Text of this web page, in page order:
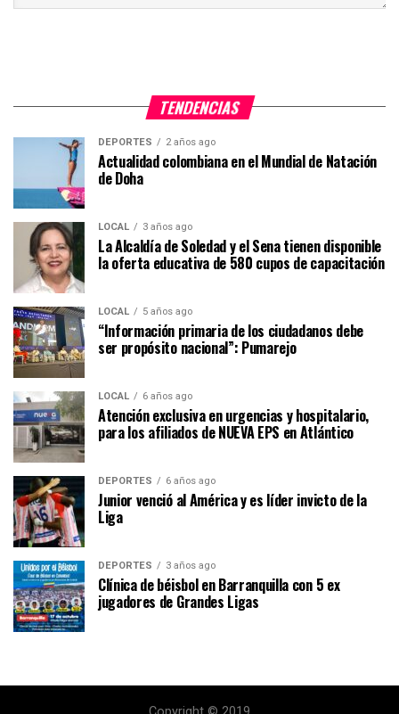
TENDENCIAS
DEPORTES 2 años ago
Actualidad colombiana en el Mundial de Natación
de Doha
LOCAL 3 años ago
La Alcaldía de Soledad y el Sena tienen disponible
la oferta educativa de 580 cupos de capacitación
LOCAL 5 años ago
“Información primaria de los ciudadanos debe
ser propósito nacional”: Pumarejo
LOCAL 6 años ago
Atención exclusiva en urgencias y hospitalario,
para los afiliados de NUEVA EPS en Atlántico
DEPORTES 6 años ago
Junior venció al América y es líder invicto de la
Liga
DEPORTES 3 años ago
Clínica de béisbol en Barranquilla con 5 ex
jugadores de Grandes Ligas